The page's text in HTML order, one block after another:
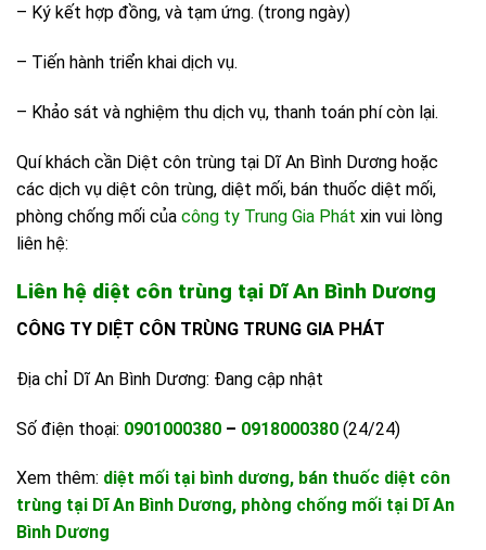
– Ký kết hợp đồng, và tạm ứng. (trong ngày)
– Tiến hành triển khai dịch vụ.
– Khảo sát và nghiệm thu dịch vụ, thanh toán phí còn lại.
Quí khách cần Diệt côn trùng tại Dĩ An Bình Dương hoặc
các dịch vụ diệt côn trùng, diệt mối, bán thuốc diệt mối,
phòng chống mối của công ty Trung Gia Phát xin vui lòng
liên hệ:
Liên hệ diệt côn trùng tại Dĩ An Bình Dương
CÔNG TY DIỆT CÔN TRÙNG TRUNG GIA PHÁT
Địa chỉ Dĩ An Bình Dương: Đang cập nhật
Số điện thoại: 0901000380 – 0918000380 (24/24)
Xem thêm: diệt mối tại bình dương, bán thuốc diệt côn
trùng tại Dĩ An Bình Dương, phòng chống mối tại Dĩ An
Bình Dương